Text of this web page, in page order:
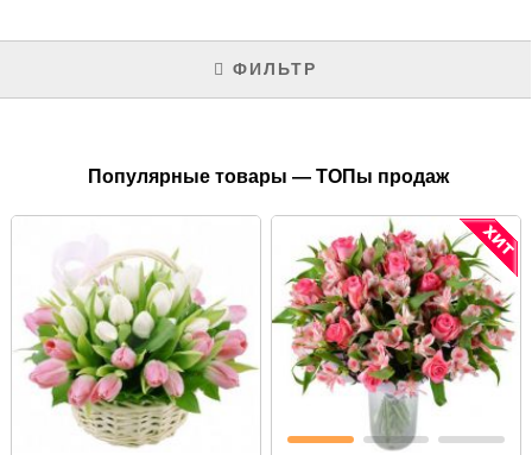
ФИЛЬТР
Популярные товары — ТОПы продаж